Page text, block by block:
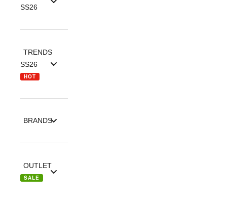
SS26
TRENDS
SS26
HOT
BRANDS
OUTLET
SALE